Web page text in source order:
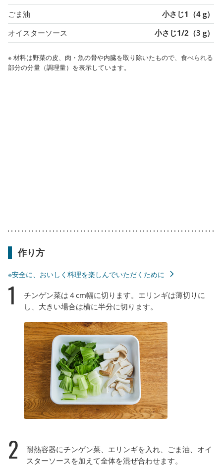
ごま油
小さじ1（4 g）
オイスターソース
小さじ1/2（3 g）
※ 材料は野菜の皮、肉・魚の骨や内臓を取り除いたもので、食べられる
部分の分量（調理量）を表示しています。
作り方
※安全に、おいしく料理を楽しんでいただくために
1
チンゲン菜は４cm幅に切ります。エリンギは薄切りに
し、大きい場合は横に半分に切ります。
2
耐熱容器にチンゲン菜、エリンギを入れ、ごま油、オイ
スターソースを加えて全体を混ぜ合わせます。